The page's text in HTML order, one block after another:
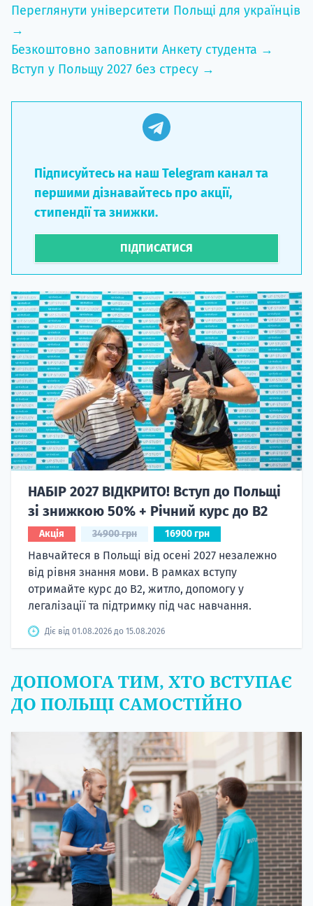
Переглянути університети Польщі для українців
→
Безкоштовно заповнити Анкету студента →
Вступ у Польщу 2027 без стресу →
Підписуйтесь на наш Telegram канал та
першими дізнавайтесь про акції,
стипендії та знижки.
ПІДПИСАТИСЯ
НАБІР 2027 ВІДКРИТО! Вступ до Польщі
зі знижкою 50% + Річний курс до B2
Акція 34900 грн 16900 грн
Навчайтеся в Польщі від осені 2027 незалежно
від рівня знання мови. В рамках вступу
отримайте курс до B2, житло, допомогу у
легалізації та підтримку під час навчання.
Діє від 01.08.2026 до 15.08.2026
ДОПОМОГА ТИМ, ХТО ВСТУПАЄ
ДО ПОЛЬЩІ САМОСТІЙНО